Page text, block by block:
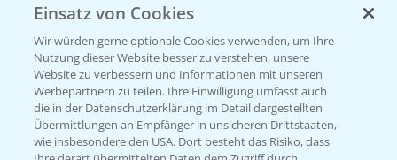
Beratung auf WhatsApp
T.+49 (0)174 346 564 1
KONTAKT
Hilfe in Notfällen
Einsatz von Cookies
Wir würden gerne optionale Cookies verwenden, um Ihre
Nutzung dieser Website besser zu verstehen, unsere
Website zu verbessern und Informationen mit unseren
Werbepartnern zu teilen. Ihre Einwilligung umfasst auch
die in der Datenschutzerklärung im Detail dargestellten
Übermittlungen an Empfänger in unsicheren Drittstaaten,
wie insbesondere den USA. Dort besteht das Risiko, dass